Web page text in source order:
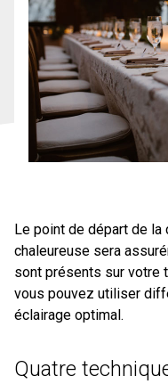
Le point de départ de la
chaleureuse sera
sont présents sur votre
vous pouvez utiliser
éclairage optimal.
Quatre